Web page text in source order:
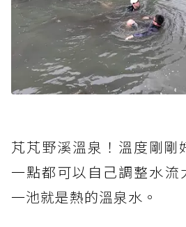
芃芃野溪溫泉！溫度剛剛
一點都可以自己調整水
一池就是熱的溫泉水。